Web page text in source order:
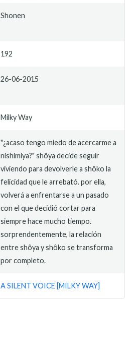
Shonen
192
26-06-2015
Milky Way
"¿acaso tengo miedo de acercarme a
nishimiya?" shôya decide seguir
viviendo para devolverle a shôko la
felicidad que le arrebató. por ella,
volverá a enfrentarse a un pasado
con el que decidió cortar para
siempre hace mucho tiempo.
sorprendentemente, la relación
entre shôya y shôko se transforma
por completo.
A SILENT VOICE [MILKY WAY]